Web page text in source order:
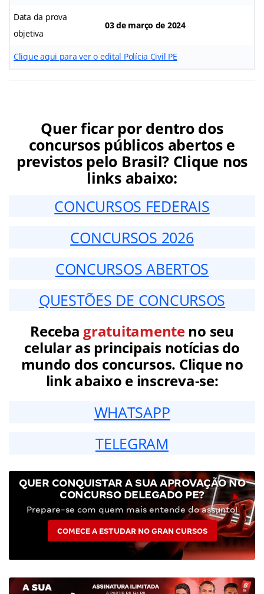
Data da prova
objetiva
03 de março de 2024
Clique aqui para ver o edital Polícia Civil PE
Quer ficar por dentro dos
concursos públicos abertos e
previstos pelo Brasil? Clique nos
links abaixo:
CONCURSOS FEDERAIS
CONCURSOS 2026
CONCURSOS ABERTOS
QUESTÕES DE CONCURSOS
Receba gratuitamenteno seu
celular as principais notícias do
mundo dos concursos. Clique no
link abaixo e inscreva-se:
WHATSAPP
TELEGRAM
QUER CONQUISTAR A SUA APROVAÇÃO NO
CONCURSO DELEGADO PE?
Prepare-se com quem mais entende do assunto!
COMECE A ESTUDAR NO GRAN CURSOS